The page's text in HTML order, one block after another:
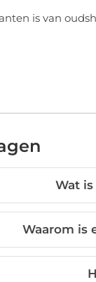
is van
Wat
Waarom is